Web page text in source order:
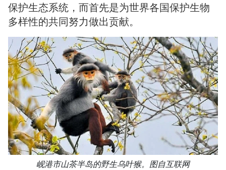
保护生态系统，而首先是为世界各国保护生物
多样性的共同努力做出贡献。
岘港市山茶半岛的野生乌叶猴。图自互联网